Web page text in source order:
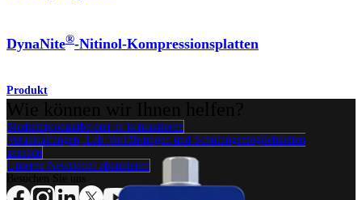
DynaNite®-Nitinol-Kompressionsplatten
Produkt
Medizinproduktberater:in kontaktieren
Veranstaltungen, Lab-Vorführungen und Schulungsmöglichkeiten
ansehen
Unseren Newsletter abonnieren